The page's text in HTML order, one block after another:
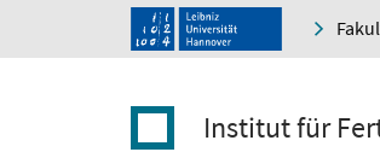
Institut für